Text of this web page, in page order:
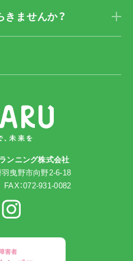
きませんか？
ンニング株式会社
曳野市向野2-6-18
：072-931-0082